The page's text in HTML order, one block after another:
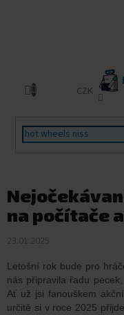
CZK
na počítače
23.01.2025
Letošní rok bude pro
nás připravila řadu
Ať už jsi fanouškem
určitě si v roce 2025